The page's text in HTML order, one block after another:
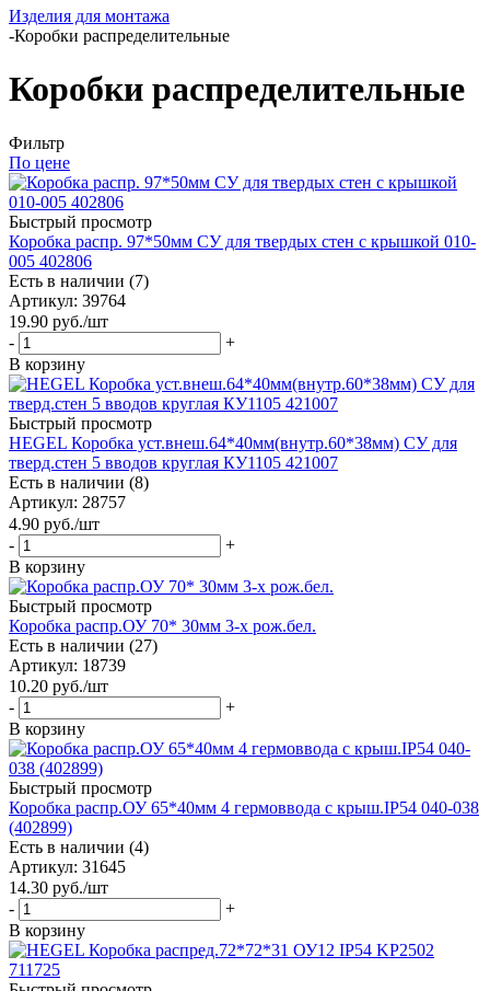
Изделия для монтажа
-Коробки распределительные
Коробки распределительные
Фильтр
По цене
Быстрый просмотр
Коробка распр. 97*50мм СУ для твердых стен с крышкой 010-
005 402806
Есть в наличии (7)
Артикул: 39764
19.90 руб./шт
-
+
В корзину
Быстрый просмотр
HEGEL Коробка уст.внеш.64*40мм(внутр.60*38мм) СУ для
тверд.стен 5 вводов круглая КУ1105 421007
Есть в наличии (8)
Артикул: 28757
4.90 руб./шт
-
+
В корзину
Быстрый просмотр
Коробка распр.ОУ 70* 30мм 3-х рож.бел.
Есть в наличии (27)
Артикул: 18739
10.20 руб./шт
-
+
В корзину
Быстрый просмотр
Коробка распр.ОУ 65*40мм 4 гермоввода с крыш.IP54 040-038
(402899)
Есть в наличии (4)
Артикул: 31645
14.30 руб./шт
-
+
В корзину